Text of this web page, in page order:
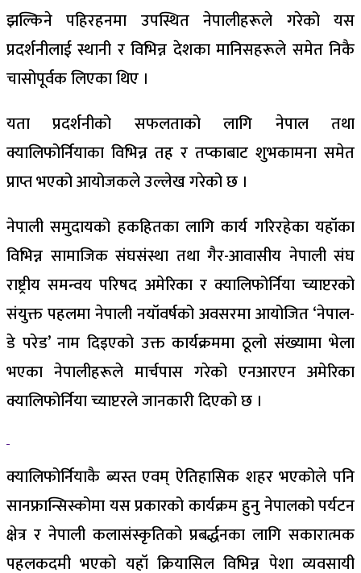
झल्किने पहिरहनमा उपस्थित नेपालीहरूले गरेको यस
प्रदर्शनीलाई स्थानी र विभिन्न देशका मानिसहरूले समेत निकै
चासोपूर्वक लिएका थिए ।
यता प्रदर्शनीको सफलताको लागि नेपाल तथा
क्यालिफोर्नियाका विभिन्न तह र तप्काबाट शुभकामना समेत
प्राप्त भएको आयोजकले उल्लेख गरेको छ ।
नेपाली समुदायको हकहितका लागि कार्य गरिरहेका यहॉका
विभिन्न सामाजिक संघसंस्था तथा गैर-आवासीय नेपाली संघ
राष्ट्रीय समन्वय परिषद अमेरिका र क्यालिफोर्निया च्याप्टरको
संयुक्त पहलमा नेपाली नयॉवर्षको अवसरमा आयोजित ‘नेपाल-
डे परेड’ नाम दिइएको उक्त कार्यक्रममा ठूलो संख्यामा भेला
भएका नेपालीहरूले मार्चपास गरेको एनआरएन अमेरिका
क्यालिफोर्निया च्याप्टरले जानकारी दिएको छ ।
क्यालिफोर्नियाकै ब्यस्त एवम् ऐतिहासिक शहर भएकोले पनि
सानफ्रान्सिस्कोमा यस प्रकारको कार्यक्रम हुनु नेपालको पर्यटन
क्षेत्र र नेपाली कलासंस्कृतिको प्रबर्द्धनका लागि सकारात्मक
पहलकदमी भएको यहॉ क्रियासिल विभिन्न पेशा व्यवसायी